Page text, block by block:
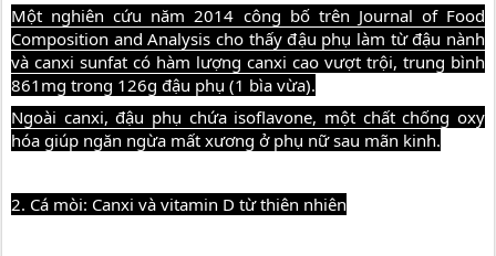
Một nghiên cứu năm 2014 công bố trên Journal of Food
Composition and Analysis cho thấy đậu phụ làm từ đậu nành
và canxi sunfat có hàm lượng canxi cao vượt trội, trung bình
861mg trong 126g đậu phụ (1 bìa vừa).
Ngoài canxi, đậu phụ chứa isoflavone, một chất chống oxy
hóa giúp ngăn ngừa mất xương ở phụ nữ sau mãn kinh.
2. Cá mòi: Canxi và vitamin D từ thiên nhiên